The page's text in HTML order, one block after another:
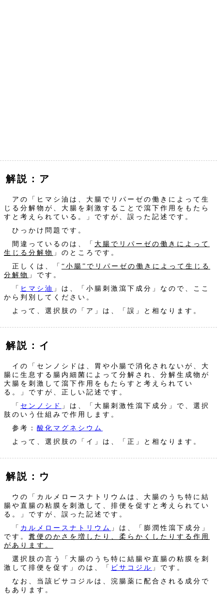
解説：ア
アの「ヒマシ油は、大腸でリパーゼの働きによって生
じる分解物が、大腸を刺激することで瀉下作用をもたら
すと考えられている。」ですが、誤った記述です。
ひっかけ問題です。
間違っているのは、「 大腸でリパーゼの働きによって
生じる分解物 」のところです。
正しくは、「 “小腸”でリパーゼの働きによって生じる
分解物 」です。
「 ヒマシ油 」は、「小腸刺激瀉下成分」なので、ここ
から判別してください。
よって、選択肢の「ア」は、「誤」と相なります。
解説：イ
イの「センノシドは、胃や小腸で消化されないが、大
腸に生息する腸内細菌によって分解され、分解生成物が
大腸を刺激して瀉下作用をもたらすと考えられてい
る。」ですが、正しい記述です。
「 センノシド
」は、「大腸刺激性瀉下成分」で、選択
肢のいう仕組みで作用します。
参考： 酸化マグネシウム
よって、選択肢の「イ」は、「正」と相なります。
解説：ウ
ウの「カルメロースナトリウムは、大腸のうち特に結
腸や直腸の粘膜を刺激して、排便を促すと考えられてい
る。」ですが、誤った記述です。
「 カルメロースナトリウム 」は、「膨潤性瀉下成分」
です。 糞便のかさを増したり、柔らかくしたりする作用
があります。
選択肢の言う「大腸のうち特に結腸や直腸の粘膜を刺
激して排便を促す」のは、「 ビサコジル 」です。
なお、当該ビサコジルは、浣腸薬に配合される成分で
もあります。